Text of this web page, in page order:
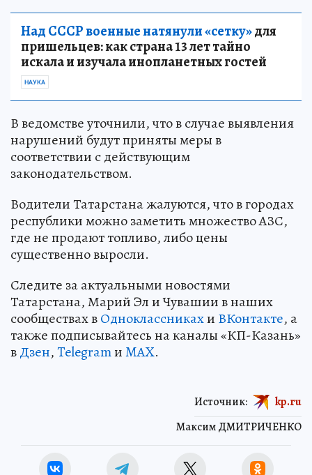
Над СССР военные натянули «сетку»для
пришельцев: как страна 13 лет тайно
искала и изучала инопланетных гостей
НАУКА
В ведомстве уточнили, что в случае выявления
нарушений будут приняты меры в
соответствии с действующим
законодательством.
Водители Татарстана жалуются, что в городах
республики можно заметить множество АЗС,
где не продают топливо, либо цены
существенно выросли.
Следите за актуальными новостями
Татарстана, Марий Эл и Чувашии в наших
сообществах вОдноклассникахи ВКонтакте, а
также подписывайтесь на каналы «КП-Казань»
вДзен,TelegramиMAX.
Максим ДМИТРИЧЕНКО
Источник: kp.ru